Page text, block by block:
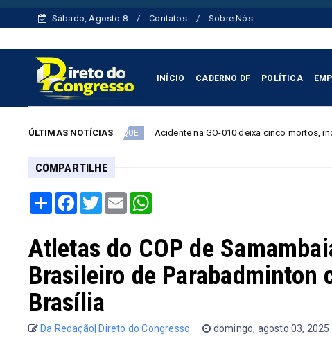
Sábado, Agosto 8 Contatos Sobre Nós
INÍCIO CADERNO DF POLÍTICA
ÚLTIMAS NOTÍCIAS
DESTAQUE Acidente na GO-010 deixa cinco mortos, incluindo um bebê
COMPARTILHE
ShareFacebook
TwitterEmailWhatsApp
Atletas do COP de
Brasileiro de Parabadminton
Brasília
Da Redação| Direto do Congresso domingo, agosto 03, 2025